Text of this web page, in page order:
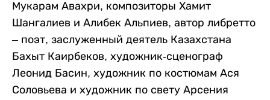
Мукарам Авахри, композиторы Хамит
Шангалиев и Алибек Альпиев, автор либретто
– поэт, заслуженный деятель Казахстана
Бахыт Каирбеков, художник-сценограф
Леонид Басин, художник по костюмам Ася
Соловьева и художник по свету Арсения